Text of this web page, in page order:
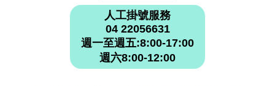
人工掛號服務
04 22056631
週一至週五:8:00-17:00
週六8:00-12:00